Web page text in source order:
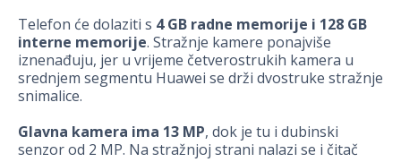
Telefon će dolaziti s 4 GB radne memorije i 128 GB
interne memorije. Stražnje kamere ponajviše
iznenađuju, jer u vrijeme četverostrukih kamera u
srednjem segmentu Huawei se drži dvostruke stražnje
snimalice.
Glavna kamera ima 13 MP, dok je tu i dubinski
senzor od 2 MP. Na stražnjoj strani nalazi se i čitač